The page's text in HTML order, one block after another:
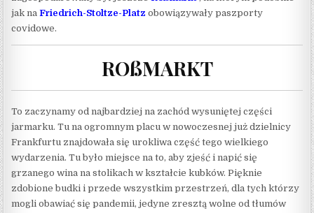
jak naFriedrich-Stoltze-Platz obowiązywały paszporty
covidowe.
ROßMARKT
To zaczynamy od najbardziej na zachód wysuniętej części
jarmarku. Tu na ogromnym placu w nowoczesnej już dzielnicy
Frankfurtu znajdowała się urokliwa część tego wielkiego
wydarzenia. Tu było miejsce na to, aby zjeść i napić się
grzanego wina na stolikach w kształcie kubków. Pięknie
zdobione budki i przede wszystkim przestrzeń, dla tych którzy
mogli obawiać się pandemii, jedyne zresztą wolne od tłumów